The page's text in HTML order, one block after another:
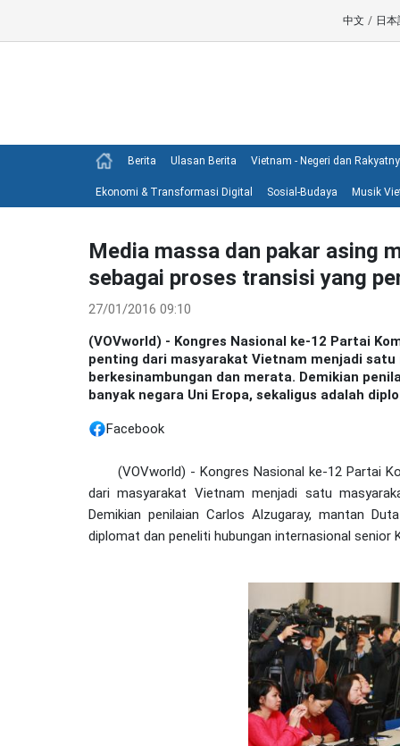
中文 / 日本
Berita Ulasan Berita Vietnam - Negeri dan
Ekonomi & Transformasi Digital Sosial-Budaya Musik
Media massa dan pakar asing
sebagai proses transisi yang
27/01/2016 09:10
(VOVworld) - Kongres Nasional ke-12 Partai
penting dari masyarakat Vietnam menjadi
berkesinambungan dan merata. Demikian
banyak negara Uni Eropa, sekaligus adalah
Facebook
(VOVworld) - Kongres Nasional ke-12 Partai
dari masyarakat Vietnam menjadi satu
Demikian penilaian Carlos Alzugaray, mantan
diplomat dan peneliti hubungan internasional senior